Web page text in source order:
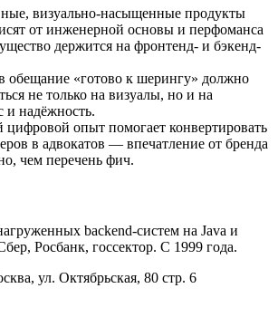
визуально-насыщенные продукты
от инженерной основы и перфоманса
держится на фронтенд- и бэкенд-
обещание «готово к шерингу» должно
не только на визуалы, но и на
и надёжность.
опыт помогает конвертировать
в адвокатов — впечатление от бренда
чем перечень фич.
backend-систем на Java и
Росбанк, госсектор. С 1999 года.
ул. Октябрьская, 80 стр. 6